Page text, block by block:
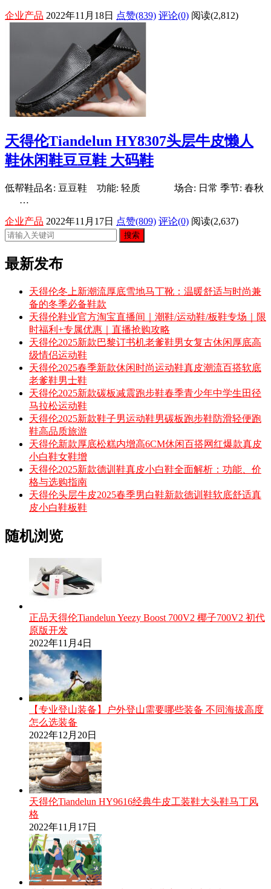
企业产品 2022年11月18日 点赞(839) 评论(0) 阅读(2,812)
天得伦Tiandelun HY8307头层牛皮懒人
鞋休闲鞋豆豆鞋 大码鞋
低帮鞋品名: 豆豆鞋 功能: 轻质 场合: 日常 季节: 春秋
…
企业产品 2022年11月17日 点赞(809) 评论(0) 阅读(2,637)
搜索
最新发布
天得伦冬上新潮流厚底雪地马丁靴：温暖舒适与时尚兼
备的冬季必备鞋款
天得伦鞋业官方淘宝直播间｜潮鞋/运动鞋/板鞋专场｜限
时福利+专属优惠｜直播抢购攻略
天得伦2025新款巴黎订书机老爹鞋男女复古休闲厚底高
级情侣运动鞋
天得伦2025春季新款休闲时尚运动鞋真皮潮流百搭软底
老爹鞋男士鞋
天得伦2025新款碳板减震跑步鞋春季青少年中学生田径
马拉松运动鞋
天得伦2025新款鞋子男运动鞋男碳板跑步鞋防滑轻便跑
鞋高品质旅游
天得伦新款厚底松糕内增高6CM休闲百搭网红爆款真皮
小白鞋女鞋增
天得伦2025新款德训鞋真皮小白鞋全面解析：功能、价
格与选购指南
天得伦头层牛皮2025春季男白鞋新款德训鞋软底舒适真
皮小白鞋板鞋
随机浏览
正品天得伦Tiandelun Yeezy Boost 700V2 椰子700V2 初代
原版开发
2022年11月4日
【专业登山装备】户外登山需要哪些装备 不同海拔高度
怎么选装备
2022年12月20日
天得伦Tiandelun HY9616经典牛皮工装鞋大头鞋马丁风
格
2022年11月17日